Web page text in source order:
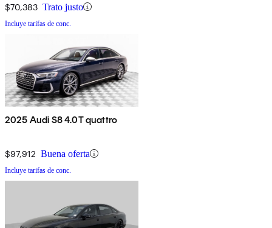
$70,383 Trato justo
Incluye tarifas de conc.
2025 Audi S8 4.0T quattro
$97,912 Buena oferta
Incluye tarifas de conc.